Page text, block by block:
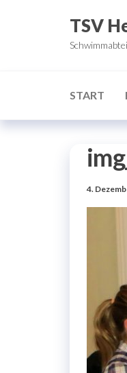
TSV
START
4.